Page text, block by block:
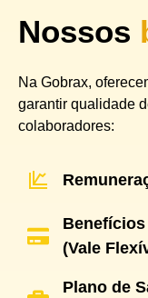
Nossos
Na Gobrax,
garantir qualidade
colaboradores:
(Vale
Plano de